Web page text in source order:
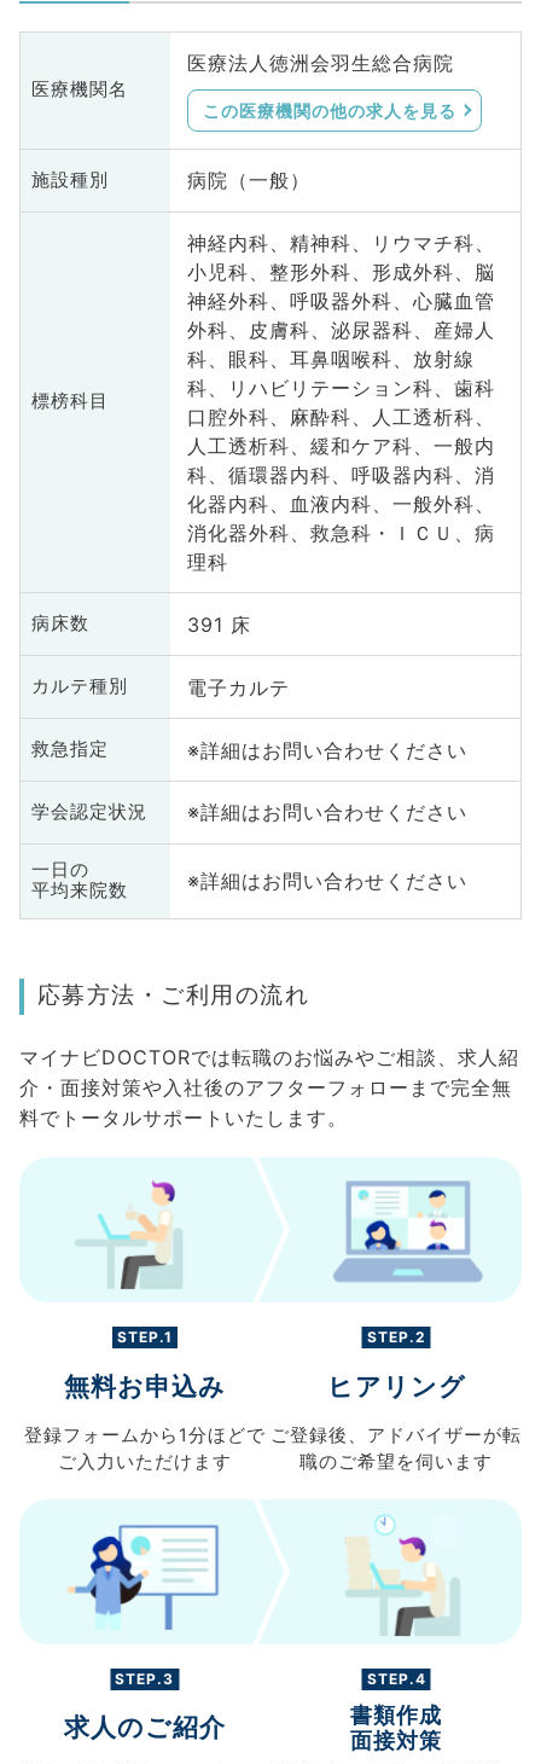
医療機関名
医療法人徳洲会羽生総合病院
この医療機関の他の求人を見る
施設種別 病院（一般）
標榜科目
神経内科、精神科、リウマチ科、
小児科、整形外科、形成外科、脳
神経外科、呼吸器外科、心臓血管
外科、皮膚科、泌尿器科、産婦人
科、眼科、耳鼻咽喉科、放射線
科、リハビリテーション科、歯科
口腔外科、麻酔科、人工透析科、
人工透析科、緩和ケア科、一般内
科、循環器内科、呼吸器内科、消
化器内科、血液内科、一般外科、
消化器外科、救急科・ＩＣＵ、病
理科
病床数 391 床
カルテ種別 電子カルテ
救急指定 ※詳細はお問い合わせください
学会認定状況 ※詳細はお問い合わせください
一日の
平均来院数
※詳細はお問い合わせください
応募方法・ご利用の流れ
マイナビDOCTORでは転職のお悩みやご相談、求人紹
介・面接対策や入社後のアフターフォローまで完全無
料でトータルサポートいたします。
STEP.1
無料お申込み
登録フォームから 1分ほどで
ご入力 いただけます
STEP.2
ヒアリング
ご登録後、 アドバイザーが転
職のご希望を伺います
STEP.3
求人のご紹介
STEP.4
書類作成
面接対策